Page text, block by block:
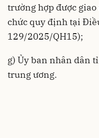
trường hợp được
chức quy định tại
129/2025/QH15);
g) Ủy ban nhân dân
trung ương.